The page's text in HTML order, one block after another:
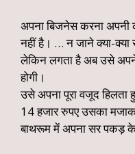
अपना बिजनेस करना अपनी
नहीं है। … न जाने क्या-
लेकिन लगता है अब उसे अपने
होगी।
उसे अपना पूरा वजूद
14 हजार रुपए उसका
बाथरूम में अपना सर पकड़